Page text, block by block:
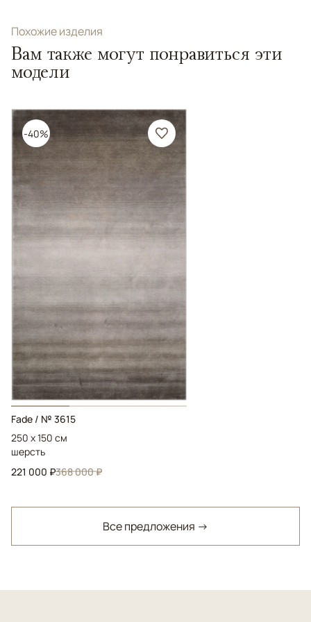
Похожие изделия
Вам также могут понравиться эти
модели
-40%
Fade / № 3615
250 x 150 см
шерсть
221 000 ₽368 000 ₽
Все предложения →